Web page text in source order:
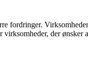
fordringer.
der ønsker